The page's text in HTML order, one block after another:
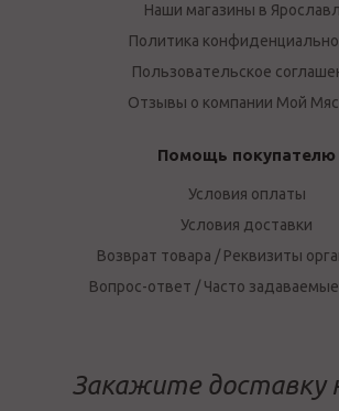
Наши магазины в
Политика
Пользовательское
Отзывы о компании Мой
Помощь покупателю
Условия оплаты
Условия доставки
Возврат товара / Реквизиты
Вопрос-ответ / Часто
Закажите доставку